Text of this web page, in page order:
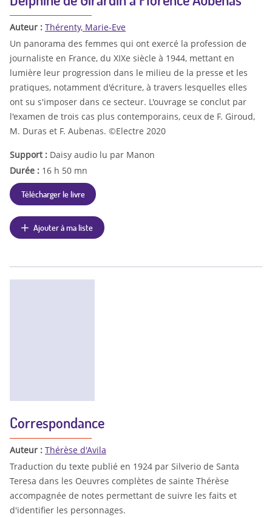
Auteur : Thérenty, Marie-Eve
Un panorama des femmes qui ont exercé la profession de
journaliste en France, du XIXe siècle à 1944, mettant en
lumière leur progression dans le milieu de la presse et les
pratiques, notamment d'écriture, à travers lesquelles elles
ont su s'imposer dans ce secteur. L'ouvrage se conclut par
l'examen de trois cas plus contemporains, ceux de F. Giroud,
M. Duras et F. Aubenas. ©Electre 2020
Support : Daisy audio lu par Manon
Durée : 16 h 50 mn
Télécharger le livre
Ajouter à ma liste
Correspondance
Auteur : Thérèse d'Avila
Traduction du texte publié en 1924 par Silverio de Santa
Teresa dans les Oeuvres complètes de sainte Thérèse
accompagnée de notes permettant de suivre les faits et
d'identifier les personnages.